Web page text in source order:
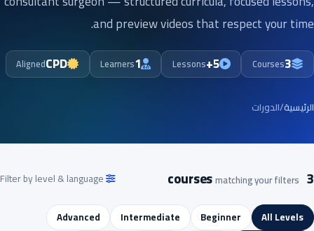
and preview videos that respect your time.
3
Courses
5+
Lessons
1
Learners
CPD
Aligned
الرئيسية/الدورات
3 courses
matching your filters
All Levels
Beginner
Intermediate
Advanced